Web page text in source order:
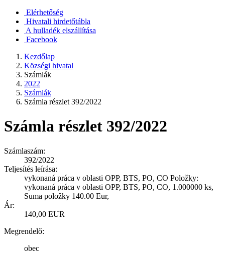
Elérhetőség
Hivatali hirdetőtábla
A hulladék elszállítása
Facebook
Kezdőlap
Községi hivatal
Számlák
2022
Számlák
Számla részlet 392/2022
Számla részlet 392/2022
Számlaszám:
392/2022
Teljesítés leírása:
vykonaná práca v oblasti OPP, BTS, PO, CO Položky:
vykonaná práca v oblasti OPP, BTS, PO, CO, 1.000000 ks,
Suma položky 140.00 Eur,
Ár:
140,00 EUR
Megrendelő:
obec